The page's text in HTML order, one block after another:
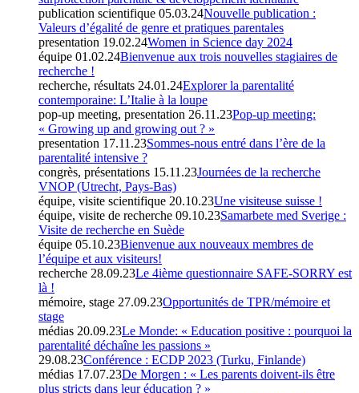
publication scientifique 05.03.24Nouvelle publication :
Valeurs d’égalité de genre et pratiques parentales
presentation 19.02.24Women in Science day 2024
équipe 01.02.24Bienvenue aux trois nouvelles stagiaires de
recherche !
recherche, résultats 24.01.24Explorer la parentalité
contemporaine: L’Italie à la loupe
pop-up meeting, presentation 26.11.23Pop-up meeting:
« Growing up and growing out ? »
presentation 17.11.23Sommes-nous entré dans l’ère de la
parentalité intensive ?
congrès, présentations 15.11.23Journées de la recherche
VNOP (Utrecht, Pays-Bas)
équipe, visite scientifique 20.10.23Une visiteuse suisse !
équipe, visite de recherche 09.10.23Samarbete med Sverige :
Visite de recherche en Suède
équipe 05.10.23Bienvenue aux nouveaux membres de
l’équipe et aux visiteurs!
recherche 28.09.23Le 4ième questionnaire SAFE-SORRY est
là !
mémoire, stage 27.09.23Opportunités de TPR/mémoire et
stage
médias 20.09.23Le Monde: « Education positive : pourquoi la
parentalité déchaîne les passions »
29.08.23Conférence : ECDP 2023 (Turku, Finlande)
médias 17.07.23De Morgen : « Les parents doivent-ils être
plus stricts dans leur éducation ? »